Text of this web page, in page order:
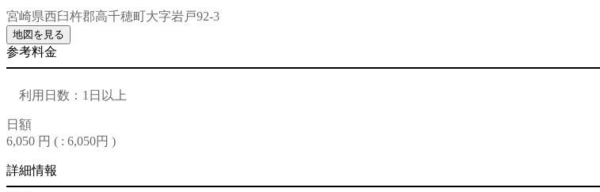
宮崎県西臼杵郡高千穂町大字岩戸92-3
地図を見る
参考料金
利用日数：1日以上
日額
6,050 円 ( : 6,050円 )
詳細情報